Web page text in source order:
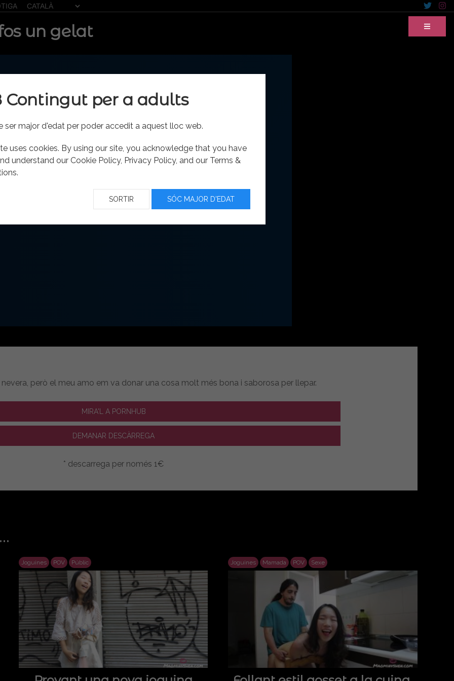
un gelat
però el meu amo em va donar una cosa molt més bona i saborosa per llepar.
MIRA'L A PORNHUB
DEMANAR DESCÀRREGA
* descarrega per només 1€
Joguines POV Públic Joguines Mamada POV Sexe
Contingut per a adults
ser major d'edat per poder accedit a aquest lloc web.
uses cookies. By using our site, you acknowledge that you have
understand our Cookie Policy, Privacy Policy, and our Terms &
SORTIR SÓC MAJOR D'EDAT